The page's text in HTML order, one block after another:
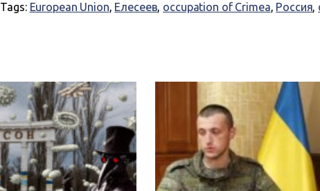
Tags: European Union, Елесеев, occupation of Crimea, Россия,